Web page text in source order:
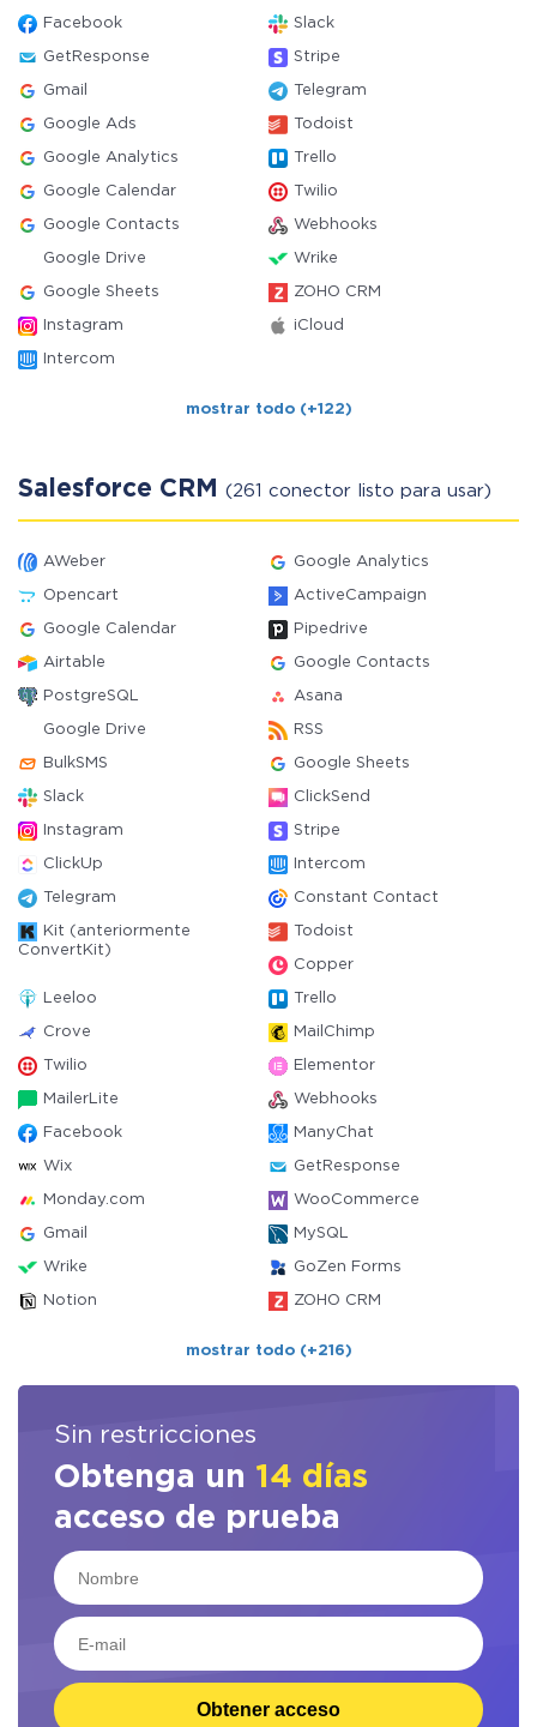
Facebook Slack
GetResponse Stripe
Gmail Telegram
Google Ads Todoist
Google Analytics Trello
Google Calendar Twilio
Google Contacts Webhooks
Google Drive Wrike
Google Sheets ZOHO CRM
Instagram iCloud
Intercom
mostrar todo (+122)
Salesforce CRM (261 conector listo para usar)
AWeber Google Analytics
Opencart ActiveCampaign
Google Calendar Pipedrive
Airtable Google Contacts
PostgreSQL Asana
Google Drive RSS
BulkSMS Google Sheets
Slack ClickSend
Instagram Stripe
ClickUp Intercom
Telegram Constant Contact
Kit (anteriormente
ConvertKit)
Todoist
Copper
Leeloo Trello
Crove MailChimp
Twilio Elementor
MailerLite Webhooks
Facebook ManyChat
Wix GetResponse
Monday.com WooCommerce
Gmail MySQL
Wrike GoZen Forms
Notion ZOHO CRM
mostrar todo (+216)
Sin restricciones
Obtenga un 14 días
acceso de prueba
Obtener acceso